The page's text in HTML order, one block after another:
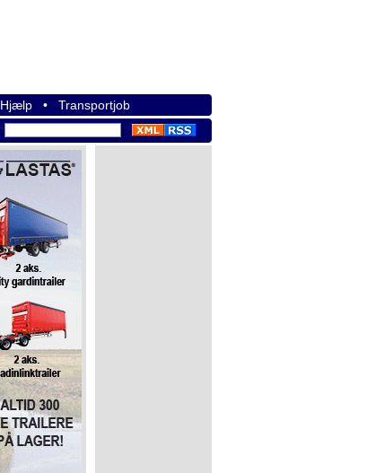
Hjælp • Transportjob